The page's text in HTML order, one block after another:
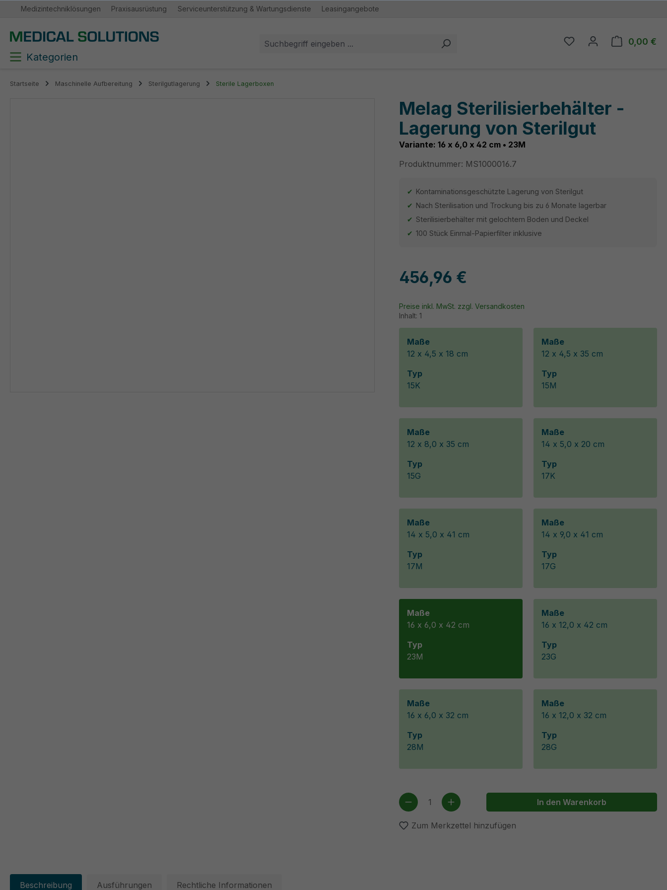
Zur Hauptnavigation springen
Medizintechniklösungen Praxisausrüstung Serviceunterstützung & Wartungsdienste Leasingangebote
Du hast 0 Produkte
0,00 €
Kategorien
Startseite Maschinelle Aufbereitung Sterilgutlagerung Sterile Lagerboxen
Melag Sterilisierbehälter -
Lagerung von Sterilgut
Variante: 16 x 6,0 x 42 cm • 23M
Produktnummer: MS1000016.7
Kontaminationsgeschützte Lagerung von Sterilgut
Nach Sterilisation und Trockung bis zu 6 Monate lagerbar
Sterilisierbehälter mit gelochtem Boden und Deckel
100 Stück Einmal-Papierfilter inklusive
456,96 €
Inhalt: 1
Preise inkl. MwSt. zzgl. Versandkosten
Maße
12 x 4,5 x 18 cm
Typ
15K
Maße
12 x 4,5 x 35 cm
Typ
15M
Maße
12 x 8,0 x 35 cm
Typ
15G
Maße
14 x 5,0 x 20 cm
Typ
17K
Maße
14 x 5,0 x 41 cm
Typ
17M
Maße
14 x 9,0 x 41 cm
Typ
17G
Maße
16 x 6,0 x 42 cm
Typ
23M
Maße
16 x 12,0 x 42 cm
Typ
23G
Maße
16 x 6,0 x 32 cm
Typ
28M
Maße
16 x 12,0 x 32 cm
Typ
28G
Produkt Anzahl: Gib den gewünschten Wert
In den Warenkorb
Zum Merkzettel hinzufügen
Beschreibung Ausführungen Rechtliche Informationen